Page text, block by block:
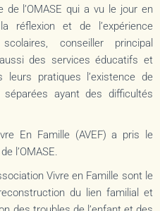
de l’OMASE qui a vu le jour en
et de l’expérience
conseiller principal
des services éducatifs et
pratiques l’existence de
ayant des difficultés
En Famille (AVEF) a pris le
l’OMASE.
Vivre en Famille sont le
du lien familial et